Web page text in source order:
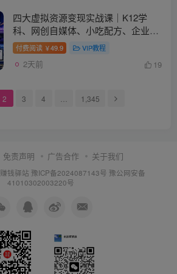
四大虚拟资源变现实战课｜K12学
科、网创自媒体、小吃配方、企业管
理四大赛道，带你从零搭建个人虚拟
资源变现矩阵
付费阅读 ￥49.9 VIP教程
2天前 19
2 3 4 1,345
免责声明 广告合作 关于我们
赚钱驿站 豫ICP备2024087143号 豫公网安备
41010302003220号